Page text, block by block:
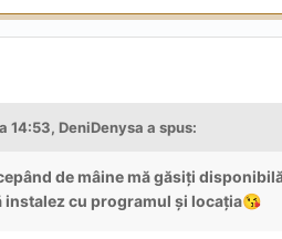
14:53, DeniDenysa a spus:
de mâine mă găsiți
instalez cu programul și locația😘